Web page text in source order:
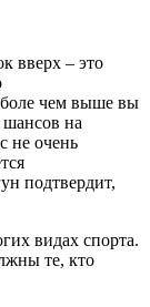
вверх – это
чем выше вы
шансов на
не очень
подтвердит,
видах спорта.
те, кто